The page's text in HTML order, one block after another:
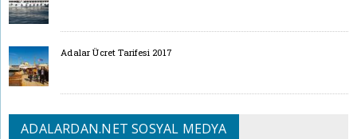
Adalar Ücret Tarifesi 2017
ADALARDAN.NET SOSYAL MEDYA